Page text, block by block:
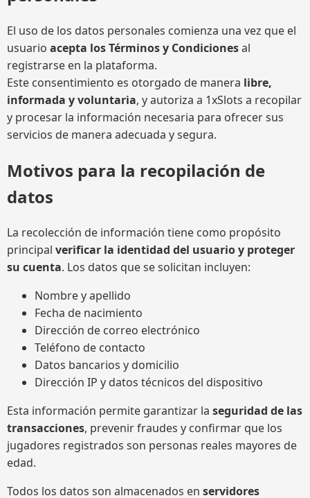
El uso de los datos personales comienza una vez que el
usuario acepta los Términos y Condicionesal
registrarse en la plataforma.
Este consentimiento es otorgado de manera libre,
informada y voluntaria, y autoriza a 1xSlots a recopilar
y procesar la información necesaria para ofrecer sus
servicios de manera adecuada y segura.
Motivos para la recopilación de
datos
La recolección de información tiene como propósito
principal verificar la identidad del usuario y proteger
su cuenta. Los datos que se solicitan incluyen:
Nombre y apellido
Fecha de nacimiento
Dirección de correo electrónico
Teléfono de contacto
Datos bancarios y domicilio
Dirección IP y datos técnicos del dispositivo
Esta información permite garantizar la seguridad de las
transacciones, prevenir fraudes y confirmar que los
jugadores registrados son personas reales mayores de
edad.
Todos los datos son almacenados en servidores